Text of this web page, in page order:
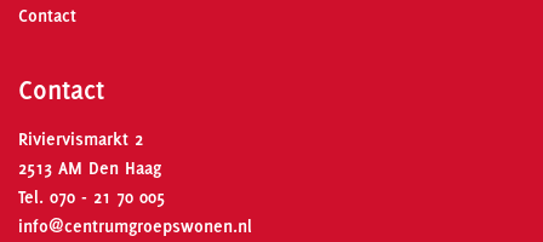
Contact
Contact
Riviervismarkt 2
2513 AM Den Haag
Tel. 070 - 21 70 005
info@centrumgroepswonen.nl